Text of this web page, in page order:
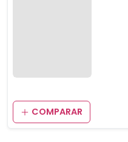
COMPARAR